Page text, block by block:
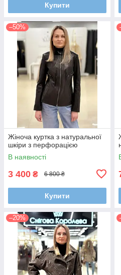
Купити
–50%
Жіноча куртка з натуральної
шкіри з перфорацією
В наявності
3 400 ₴ 6 800 ₴
Купити
–20%